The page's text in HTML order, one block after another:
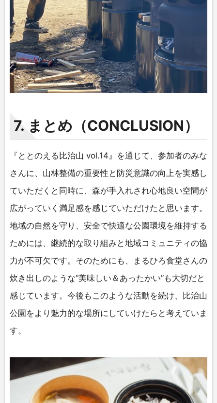
7. まとめ（CONCLUSION）
『ととのえる比治山 vol.14』を通じて、参加者のみな
さんに、山林整備の重要性と防災意識の向上を実感し
ていただくと同時に、森が手入れされ心地良い空間が
広がっていく満足感を感じていただけたと思います。
地域の自然を守り、安全で快適な公園環境を維持する
ためには、継続的な取り組みと地域コミュニティの協
力が不可欠です。そのためにも、まるひろ食堂さんの
炊き出しのような“美味しい＆あったかい”も大切だと
感じています。今後もこのような活動を続け、比治山
公園をより魅力的な場所にしていけたらと考えていま
す。